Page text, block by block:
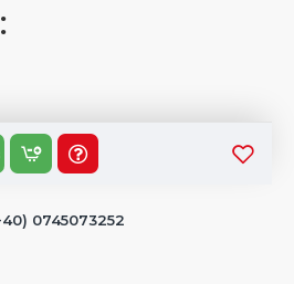
0745073252